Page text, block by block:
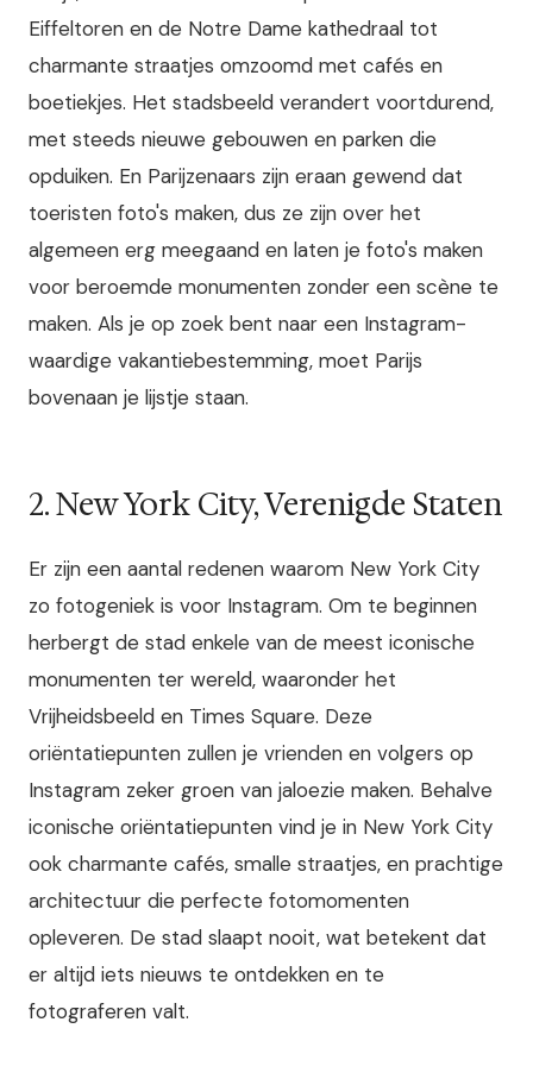
Eiffeltoren en de Notre Dame kathedraal tot
charmante straatjes omzoomd met cafés en
boetiekjes. Het stadsbeeld verandert voortdurend,
met steeds nieuwe gebouwen en parken die
opduiken. En Parijzenaars zijn eraan gewend dat
toeristen foto's maken, dus ze zijn over het
algemeen erg meegaand en laten je foto's maken
voor beroemde monumenten zonder een scène te
maken. Als je op zoek bent naar een Instagram-
waardige vakantiebestemming, moet Parijs
bovenaan je lijstje staan.
2. New York City, Verenigde Staten
Er zijn een aantal redenen waarom New York City
zo fotogeniek is voor Instagram. Om te beginnen
herbergt de stad enkele van de meest iconische
monumenten ter wereld, waaronder het
Vrijheidsbeeld en Times Square. Deze
oriëntatiepunten zullen je vrienden en volgers op
Instagram zeker groen van jaloezie maken. Behalve
iconische oriëntatiepunten vind je in New York City
ook charmante cafés, smalle straatjes, en prachtige
architectuur die perfecte fotomomenten
opleveren. De stad slaapt nooit, wat betekent dat
er altijd iets nieuws te ontdekken en te
fotograferen valt.